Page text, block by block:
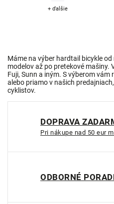
+ ďalšie
Máme na výber hardtail bicykle
modelov až po pretekové mašiny.
Fuji, Sunn a iným. S výberom
alebo priamo v našich
cyklistov.
DOPRAVA
Pri nákupe nad 50 eur
ODBORNÉ